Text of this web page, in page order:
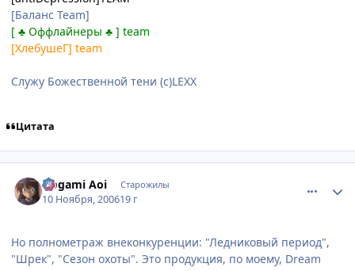
[Баланс Team]
[ ♣ Оффлайнеры ♣ ] team
[ХлебушеГ] team
Служу Божественной тени (с)LEXX
Цитата
Nogami Aoi Старожилы
10 Ноября, 200619 г
Но полнометраж внеконкуренции: "Ледниковый период",
"Шрек", "Сезон охоты". Это продукция, по моему, Dream